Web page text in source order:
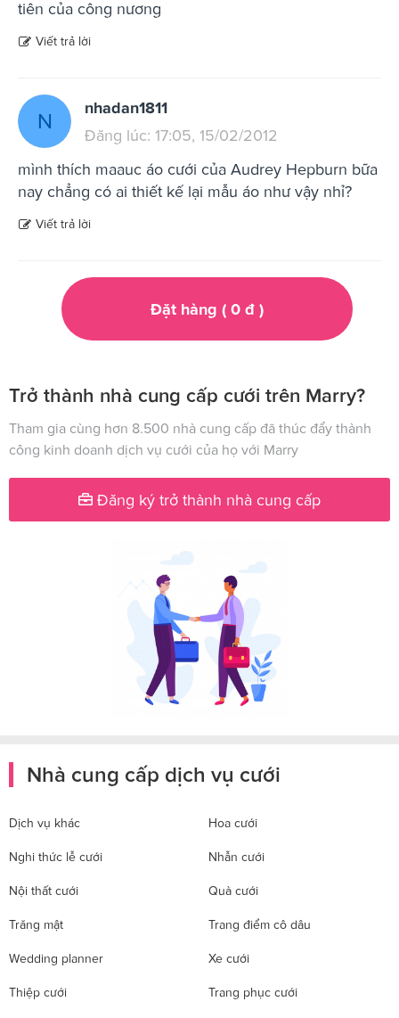
tiên của công nương
Viết trả lời
N
nhadan1811
Đăng lúc: 17:05, 15/02/2012
mình thích maauc áo cưới của Audrey Hepburn bữa
nay chẳng có ai thiết kế lại mẫu áo như vậy nhỉ?
Viết trả lời
Đặt hàng ( 0đ )
Trở thành nhà cung cấp cưới trên Marry?
Tham gia cùng hơn 8.500 nhà cung cấp đã thúc đẩy thành
công kinh doanh dịch vụ cưới của họ với Marry
Đăng ký trở thành nhà cung cấp
Nhà cung cấp dịch vụ cưới
Dịch vụ khác Hoa cưới
Nghi thức lễ cưới Nhẫn cưới
Nội thất cưới Quà cưới
Trăng mật Trang điểm cô dâu
Wedding planner Xe cưới
Thiệp cưới Trang phục cưới